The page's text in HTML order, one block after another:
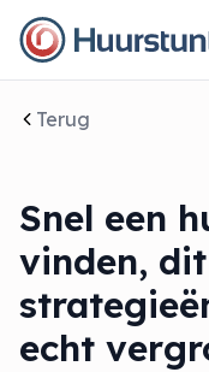
Terug
Snel een
vinden,
echt